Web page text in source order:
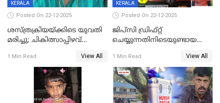
KERALA
Posted On 22-12-2025
ശസ്ത്രക്രിയയ്‌ക്കിടെ യുവതി
മരിച്ചു; ചികിത്സാപ്പിഴവ്
സംഭവം മാവേലിക്കരയിൽ
1 Min Read View All
KERALA
Posted On 22-12-2025
ജിപ്സി ഡ്രിഫ്റ്റ്
ചെയ്യുന്നതിനിടെയുണ്ടായ
ദാരുണാന്ത്യം; ജീപ്സി
ഓടിച്ചയാൾ അറസ്റ്റിൽ.
1 Min Read View All